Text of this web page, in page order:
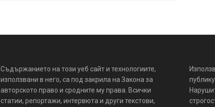
Съдържанието на този уеб сайт и технологиите,
използвани в него, са под закрила на Закона за
авторското право и сродните му права. Всички
статии, репортажи, интервюта и други текстови,